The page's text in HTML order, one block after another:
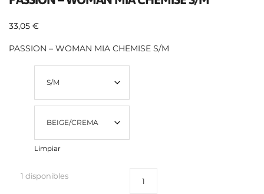
33,05 €
PASSION – WOMAN MIA CHEMISE S/M
Limpiar
1 disponibles